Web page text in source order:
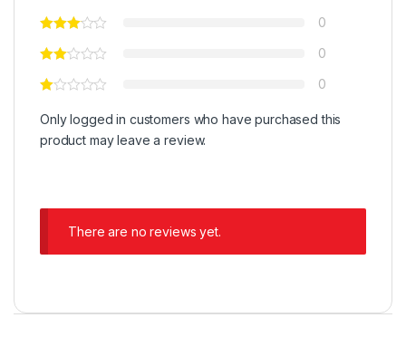
0
0
0
Only logged in customers who have purchased this
product may leave a review.
There are no reviews yet.